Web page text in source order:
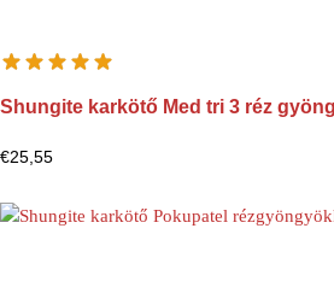
Shungite karkötő Med tri 3 réz
€25,55